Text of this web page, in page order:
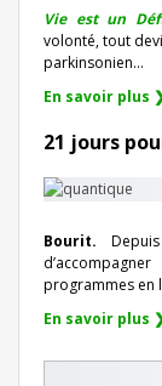
Vie est un
volonté, tout
parkinsonien…
En savoir plus
21 jours
Bourit.
d’accompagner
programmes en
En savoir plus